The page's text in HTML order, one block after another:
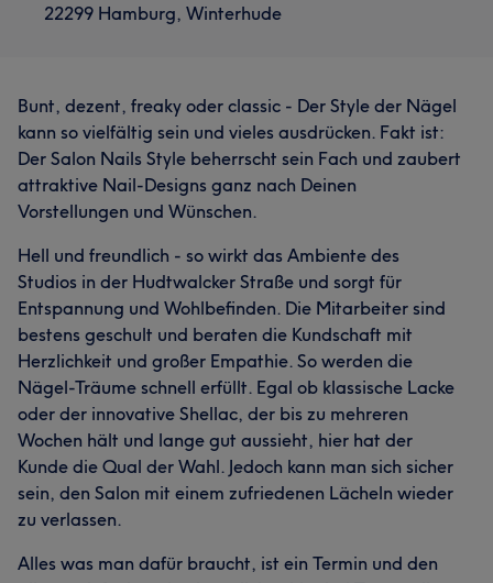
22299 Hamburg, Winterhude
Bunt, dezent, freaky oder classic - Der Style der Nägel
kann so vielfältig sein und vieles ausdrücken. Fakt ist:
Der Salon Nails Style beherrscht sein Fach und zaubert
attraktive Nail-Designs ganz nach Deinen
Vorstellungen und Wünschen.
Hell und freundlich - so wirkt das Ambiente des
Studios in der Hudtwalcker Straße und sorgt für
Entspannung und Wohlbefinden. Die Mitarbeiter sind
bestens geschult und beraten die Kundschaft mit
Herzlichkeit und großer Empathie. So werden die
Nägel-Träume schnell erfüllt. Egal ob klassische Lacke
oder der innovative Shellac, der bis zu mehreren
Wochen hält und lange gut aussieht, hier hat der
Kunde die Qual der Wahl. Jedoch kann man sich sicher
sein, den Salon mit einem zufriedenen Lächeln wieder
zu verlassen.
Alles was man dafür braucht, ist ein Termin und den